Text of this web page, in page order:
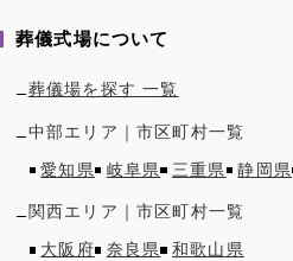
葬儀式場について
葬儀場を探す 一覧
中部エリア｜市区町村一覧
愛知県
岐阜県 三重県 静岡県
関西エリア｜市区町村一覧
大阪府
奈良県 和歌山県